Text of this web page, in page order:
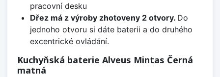
pracovní desku
Dřez má z výroby zhotoveny 2 otvory. Do
jednoho otvoru si dáte baterii a do druhého
excentrické ovládání.
Kuchyňská baterie Alveus Mintas Černá
matná